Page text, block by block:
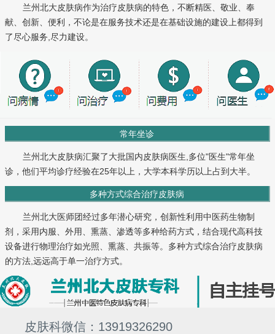
兰州北大皮肤病作为治疗皮肤病的特色，不断精医、敬业、奉
献、创新、便利，不论是在服务技术还是在基础设施的建设上都得到
了尽心服务,尽力建设。
常年坐诊
兰州北大皮肤病汇聚了大批国内皮肤病医生,多位"医生"常年坐
诊，他们平均诊疗经验在25年以上，大学本科学历以上占到大半。
多种方式综合治疗皮肤病
兰州北大医师团经过多年潜心研究，创新性利用中医药生物制
剂，采用内服、外用、熏蒸、渗透等多种给药方式，结合现代高科技
设备进行物理治疗如光照、熏蒸、共振等。多种方式综合治疗皮肤病
的方法,远远高于单一治疗方式。
皮肤科微信：13919326290